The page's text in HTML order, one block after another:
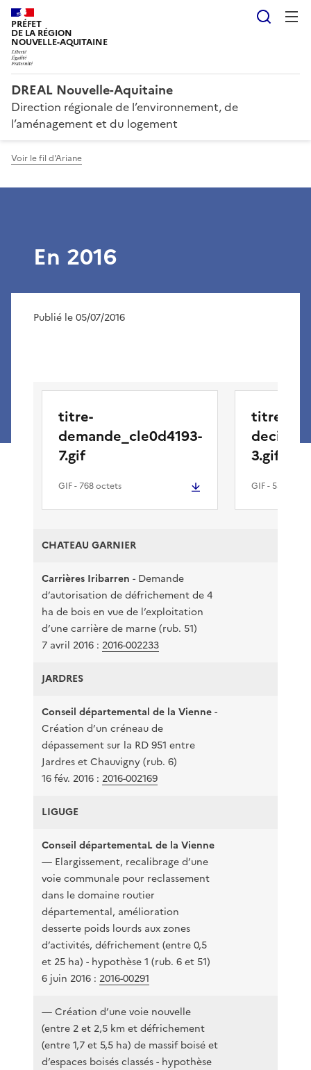
PRÉFET
DE LA RÉGION
NOUVELLE-AQUITAINE
DREAL Nouvelle-Aquitaine
Direction régionale de l’environnement, de
l’aménagement et du logement
Voir le fil d'Ariane
En 2016
Publié le 05/07/2016
titre-
demande_cle0d4193-
7.gif
GIF- 768 octets
titre-
3.gif
GIF- 556
CHATEAU GARNIER
Carrières Iribarren - Demande
d’autorisation de défrichement de 4
ha de bois en vue de l’exploitation
d’une carrière de marne (rub. 51)
7 avril 2016 : 2016-002233
JARDRES
Conseil départemental de la Vienne-
Création d’un créneau de
dépassement sur la RD 951 entre
Jardres et Chauvigny (rub. 6)
16 fév. 2016 : 2016-002169
LIGUGE
Conseil départementaL de la Vienne
— Elargissement, recalibrage d’une
voie communale pour reclassement
dans le domaine routier
départemental, amélioration
desserte poids lourds aux zones
d’activités, défrichement (entre 0,5
et 25 ha) - hypothèse 1 (rub. 6 et 51)
6 juin 2016 : 2016-00291
— Création d’une voie nouvelle
(entre 2 et 2,5 km et défrichement
(entre 1,7 et 5,5 ha) de massif boisé et
d’espaces boisés classés - hypothèse